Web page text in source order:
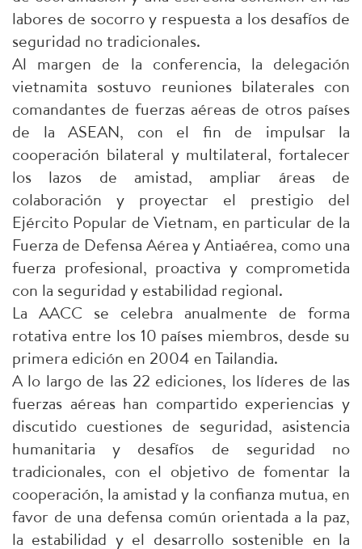
labores de socorro y respuesta a los desafíos de
seguridad no tradicionales.
Al margen de la conferencia, la delegación
vietnamita sostuvo reuniones bilaterales con
comandantes de fuerzas aéreas de otros países
de la ASEAN, con el fin de impulsar la
cooperación bilateral y multilateral, fortalecer
los lazos de amistad, ampliar áreas de
colaboración y proyectar el prestigio del
Ejército Popular de Vietnam, en particular de la
Fuerza de Defensa Aérea y Antiaérea, como una
fuerza profesional, proactiva y comprometida
con la seguridad y estabilidad regional.
La AACC se celebra anualmente de forma
rotativa entre los 10 países miembros, desde su
primera edición en 2004 en Tailandia.
A lo largo de las 22 ediciones, los líderes de las
fuerzas aéreas han compartido experiencias y
discutido cuestiones de seguridad, asistencia
humanitaria y desafíos de seguridad no
tradicionales, con el objetivo de fomentar la
cooperación, la amistad y la confianza mutua, en
favor de una defensa común orientada a la paz,
la estabilidad y el desarrollo sostenible en la